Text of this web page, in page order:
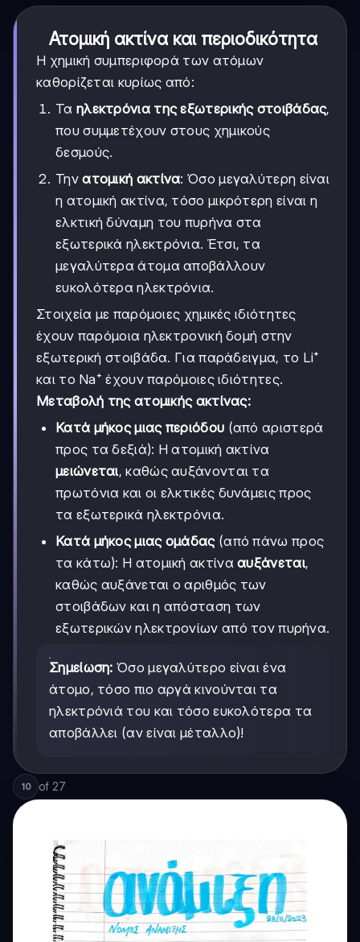
Ατομική ακτίνα και περιοδικότητα
Η χημική συμπεριφορά των ατόμων
καθορίζεται κυρίως από:
Τα ηλεκτρόνια της εξωτερικής στοιβάδας,
που συμμετέχουν στους χημικούς
δεσμούς.
Τηνατομική ακτίνα: Όσο μεγαλύτερη είναι
η ατομική ακτίνα, τόσο μικρότερη είναι η
ελκτική δύναμη του πυρήνα στα
εξωτερικά ηλεκτρόνια. Έτσι, τα
μεγαλύτερα άτομα αποβάλλουν
ευκολότερα ηλεκτρόνια.
Στοιχεία με παρόμοιες χημικές ιδιότητες
έχουν παρόμοια ηλεκτρονική δομή στην
εξωτερική στοιβάδα. Για παράδειγμα, το Li⁺
και το Na⁺ έχουν παρόμοιες ιδιότητες.
Μεταβολή της ατομικής ακτίνας:
Κατά μήκος μιας περιόδου (από αριστερά
προς τα δεξιά): Η ατομική ακτίνα
μειώνεται, καθώς αυξάνονται τα
πρωτόνια και οι ελκτικές δυνάμεις προς
τα εξωτερικά ηλεκτρόνια.
Κατά μήκος μιας ομάδας(από πάνω προς
τα κάτω): Η ατομική ακτίνααυξάνεται,
καθώς αυξάνεται ο αριθμός των
στοιβάδων και η απόσταση των
εξωτερικών ηλεκτρονίων από τον πυρήνα.
Σημείωση: Όσο μεγαλύτερο είναι ένα
άτομο, τόσο πιο αργά κινούνται τα
ηλεκτρόνιά του και τόσο ευκολότερα τα
αποβάλλει (αν είναι μέταλλο)!
10 of 27